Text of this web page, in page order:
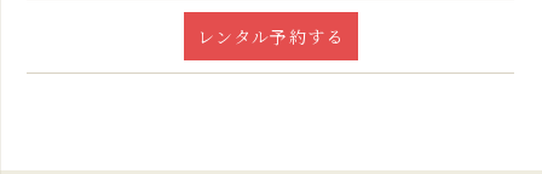
レンタル予約する